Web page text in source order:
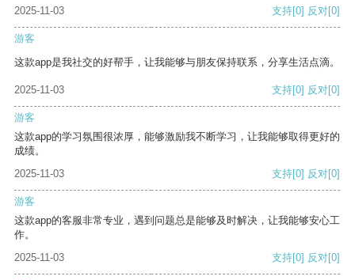
2025-11-03 支持[0] 反对[0]
游客
这款app是我社交的好帮手，让我能够与朋友保持联系，分享生活点滴。
2025-11-03 支持[0] 反对[0]
游客
这款app的学习氛围很浓厚，能够激励我不断学习，让我能够取得更好的
成绩。
2025-11-03
支持[0] 反对[0]
游客
这款app的客服非常专业，遇到问题总是能够及时解决，让我能够安心工
作。
2025-11-03
支持[0] 反对[0]